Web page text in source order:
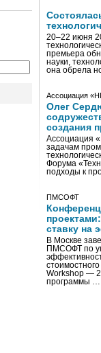
20–22 июня
премьера
науки,
она обрела
Ассоциация
Олег
создания
Ассоциация
задачам
Форума
подходы к
ПМСОФТ
ставку на
В Москве
ПМСОФТ по
Workshop —
программы …